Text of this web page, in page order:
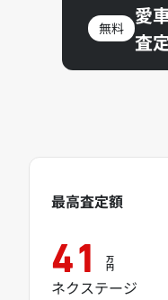
無料
愛
査
最高査定額
41 万
円
ネクステージ